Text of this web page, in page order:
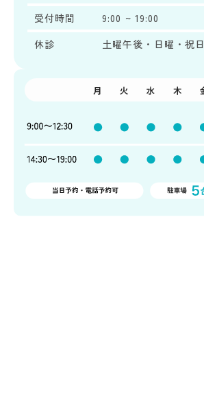
受付時間
9:00 ~ 19:00
休診
土曜午後・日曜・祝日